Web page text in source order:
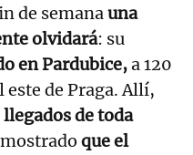
de semanauna
olvidará: su
en Pardubice,a 120
de Praga. Allí,
de toda
que el